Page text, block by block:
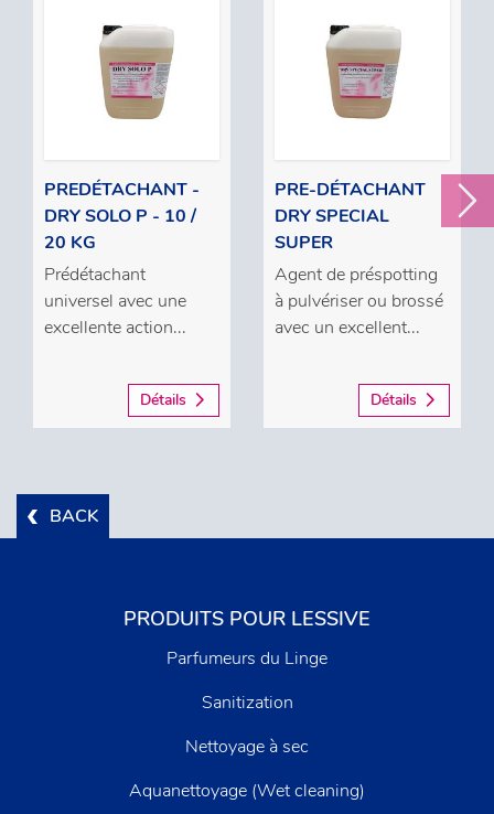
PREDÉTACHANT -
DRY SOLO P - 10 /
20 KG
Prédétachant
universel avec une
excellente action...
Détails
PRE-DÉTACHANT
DRY SPECIAL
SUPER
Agent de préspotting
à pulvériser ou brossé
avec un excellent...
Détails
BACK
PRODUITS POUR LESSIVE
Parfumeurs du Linge
Sanitization
Nettoyage à sec
Aquanettoyage (Wet cleaning)